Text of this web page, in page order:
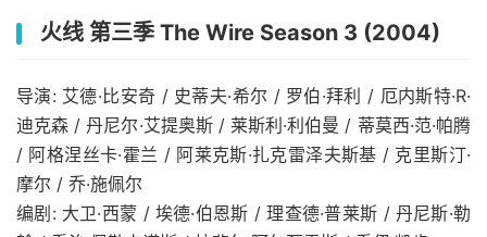
火线 第三季 The Wire Season 3 (2004)
导演: 艾德·比安奇 / 史蒂夫·希尔 / 罗伯·拜利 / 厄内斯特·R·
迪克森 / 丹尼尔·艾提奥斯 / 莱斯利·利伯曼 / 蒂莫西·范·帕腾
/ 阿格涅丝卡·霍兰 / 阿莱克斯·扎克雷泽夫斯基 / 克里斯汀·
摩尔 / 乔·施佩尔
编剧: 大卫·西蒙 / 埃德·伯恩斯 / 理查德·普莱斯 / 丹尼斯·勒